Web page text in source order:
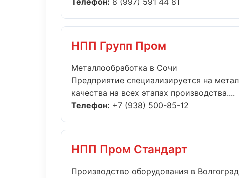
Телефон: 8 (997) 591 44 81
НПП Групп Пром
Металлообработка в Сочи
Предприятие специализируется на
качества на всех этапах производства....
Телефон: +7 (938) 500-85-12
НПП Пром Стандарт
Производство оборудования в Волгоград